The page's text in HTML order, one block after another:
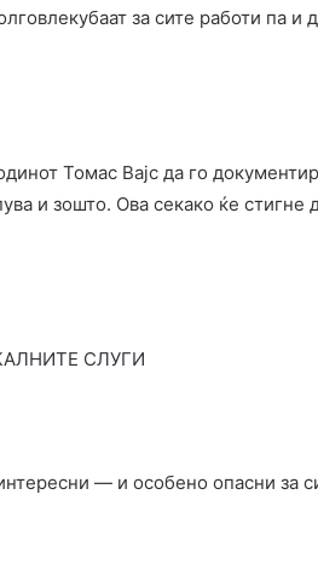
за сите работи па и
Томас Вајс да го
и зошто. Ова секако ќе стигне
СЛУГИ
— и особено опасни за